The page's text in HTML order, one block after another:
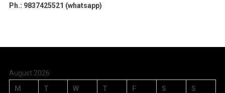
Ph.: 9837425521 (whatsapp)
August 2026
M
T W T F S S